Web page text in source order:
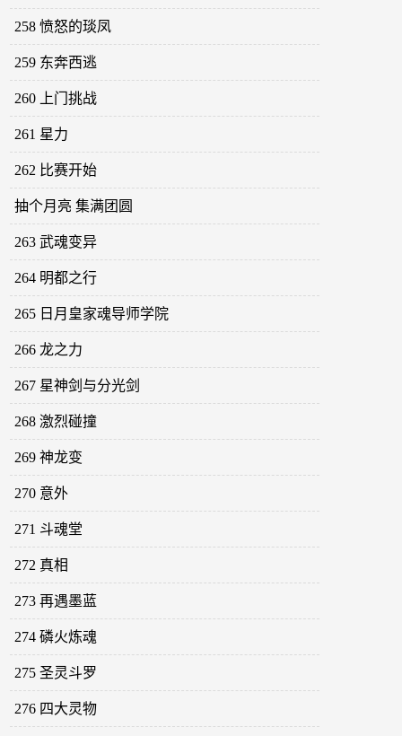
258 愤怒的琰凤
259 东奔西逃
260 上门挑战
261 星力
262 比赛开始
抽个月亮 集满团圆
263 武魂变异
264 明都之行
265 日月皇家魂导师学院
266 龙之力
267 星神剑与分光剑
268 激烈碰撞
269 神龙变
270 意外
271 斗魂堂
272 真相
273 再遇墨蓝
274 磷火炼魂
275 圣灵斗罗
276 四大灵物